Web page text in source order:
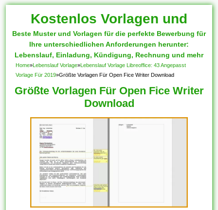
Kostenlos Vorlagen und
Muster
Beste Muster und Vorlagen für die perfekte Bewerbung für
Ihre unterschiedlichen Anforderungen herunter:
Lebenslauf, Einladung, Kündigung, Rechnung und mehr
Home»Lebenslauf Vorlage»Lebenslauf Vorlage Libreoffice: 43 Angepasst
Vorlage Für 2019»Größte Vorlagen Für Open Fice Writer Download
Größte Vorlagen Für Open Fice Writer
Download